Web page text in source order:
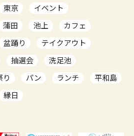
東京
イベント
蒲田 池上
カフェ
盆踊り
テイクアウト
抽選会
洗足池
り パン ランチ
平和島
縁日